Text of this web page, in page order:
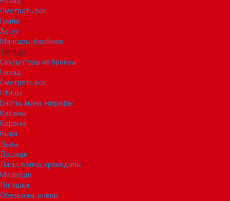
Смотреть все
Грили
Astov
Мангалы, барбекю
Тандыр
Скульптуры из бронзы
Назад
Смотреть все
Птицы
Еноты, змеи, жирафы
Кабаны
Бараны
Быки
Львы
Лошади
Лисы, волки, крокодилы
Медведи
Лягушки
Обезьяны, олени